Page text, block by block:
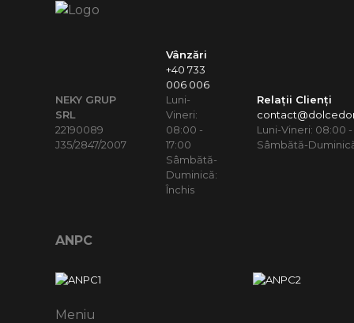
NEKY GRUP
SRL
22190089
J35/2847/2007
Vânzări
+40 733
006 006
Luni-
Vineri:
08:00 -
17:00
Sâmbătă-
Duminică:
Închis
Relații Clienți
Luni-Vineri: 08:00 -
Sâmbătă-
ANPC
Meniu